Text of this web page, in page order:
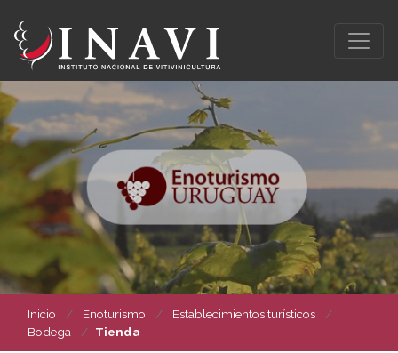
Inicio Enoturismo
Establecimientos turísticos
Bodega
Tienda